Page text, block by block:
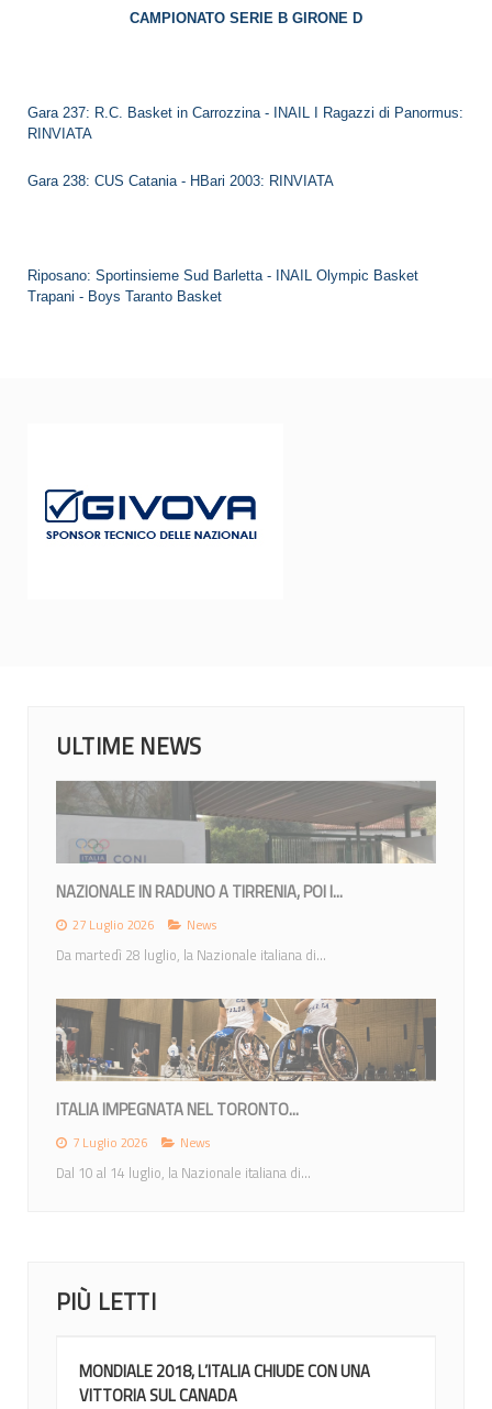
CAMPIONATO SERIE B GIRONE D
Gara 237: R.C. Basket in Carrozzina - INAIL I Ragazzi di Panormus:
RINVIATA
Gara 238: CUS Catania - HBari 2003: RINVIATA
Riposano: Sportinsieme Sud Barletta - INAIL Olympic Basket
Trapani - Boys Taranto Basket
ULTIME NEWS
MONDIALI 2026: IL CALENDARIO DEGLI...
23 Giugno 2026 News
Lunedì 22 giugno la IWBF (International Weechair...
MONDIALI 2026: ITALIA NEL GRUPPO A CON...
12 Giugno 2026 News
Nel sorteggio di Ottawa gli azzurri inseriti nel gruppo di...
PIÙ LETTI
MONDIALE 2018, L’ITALIA CHIUDE CON UNA
VITTORIA SUL CANADA